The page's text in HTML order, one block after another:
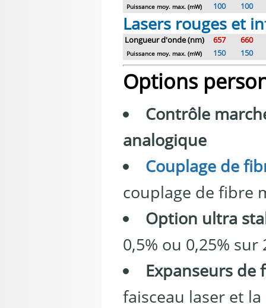
Puissance moy. max. (mW) 100 100
Lasers rouges et
Longueur d'onde (nm) 657 660
Puissance moy. max. (mW) 150 150
Options
Contrôle
analogique
Couplage de
couplage de fibre
Option ultra
0,5% ou 0,25% sur
Expanseurs de
faisceau laser et